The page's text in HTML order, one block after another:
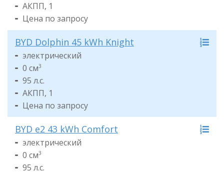
АКПП, 1
Цена по запросу
BYD Dolphin 45 kWh Knight
электрический
0 см3
95 л.с.
АКПП, 1
Цена по запросу
BYD e2 43 kWh Comfort
электрический
0 см3
95 л.с.